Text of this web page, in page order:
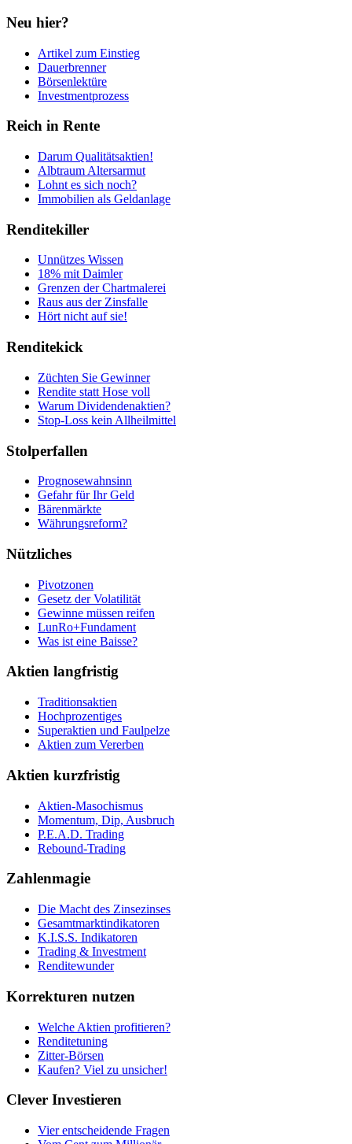
Neu hier?
Artikel zum Einstieg
Dauerbrenner
Börsenlektüre
Investmentprozess
Reich in Rente
Darum Qualitätsaktien!
Albtraum Altersarmut
Lohnt es sich noch?
Immobilien als Geldanlage
Renditekiller
Unnützes Wissen
18% mit Daimler
Grenzen der Chartmalerei
Raus aus der Zinsfalle
Hört nicht auf sie!
Renditekick
Züchten Sie Gewinner
Rendite statt Hose voll
Warum Dividendenaktien?
Stop-Loss kein Allheilmittel
Stolperfallen
Prognosewahnsinn
Gefahr für Ihr Geld
Bärenmärkte
Währungsreform?
Nützliches
Pivotzonen
Gesetz der Volatilität
Gewinne müssen reifen
LunRo+Fundament
Was ist eine Baisse?
Aktien langfristig
Traditionsaktien
Hochprozentiges
Superaktien und Faulpelze
Aktien zum Vererben
Aktien kurzfristig
Aktien-Masochismus
Momentum, Dip, Ausbruch
P.E.A.D. Trading
Rebound-Trading
Zahlenmagie
Die Macht des Zinsezinses
Gesamtmarktindikatoren
K.I.S.S. Indikatoren
Trading & Investment
Renditewunder
Korrekturen nutzen
Welche Aktien profitieren?
Renditetuning
Zitter-Börsen
Kaufen? Viel zu unsicher!
Clever Investieren
Vier entscheidende Fragen